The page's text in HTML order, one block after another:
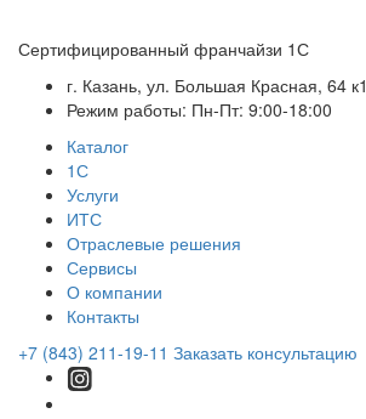
Сертифицированный франчайзи 1С
г. Казань, ул. Большая Красная, 64 к1
Режим работы: Пн-Пт: 9:00-18:00
Каталог
1С
Услуги
ИТС
Отраслевые решения
Сервисы
О компании
Контакты
+7 (843) 211-19-11 Заказать консультацию